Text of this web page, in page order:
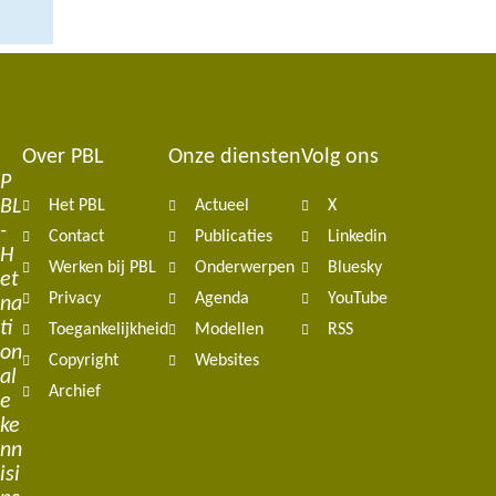
P
BL
-
H
et
na
ti
on
al
e
ke
nn
isi
Footer
navigation
Over PBL
Het PBL
Contact
Werken bij PBL
Privacy
Toegankelijkheid
Copyright
Archief
Onze diensten
Actueel
Publicaties
Onderwerpen
Agenda
Modellen
Websites
Volg ons
X
Linkedin
Bluesky
YouTube
RSS